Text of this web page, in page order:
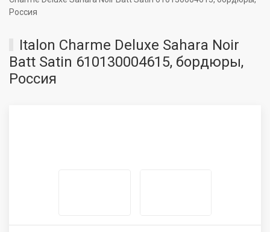
Россия
Italon Charme Deluxe Sahara Noir
Batt Satin 610130004615, бордюры,
Россия